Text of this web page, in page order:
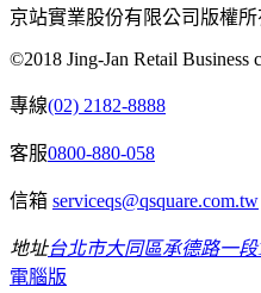
京站實業股份有限公司版權所
©2018 Jing-Jan Retail Business
專線(02) 2182-8888
客服0800-880-058
信箱 serviceqs@qsquare.com.tw
地址台北市大同區承德路一段
電腦版